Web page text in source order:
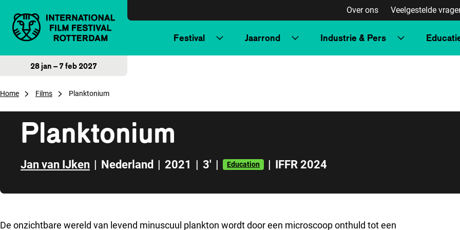
Over ons Veelgestelde
Festival Jaarrond Industrie & Pers
28 jan – 7 feb 2027
Home Films Planktonium
Planktonium
Jan van IJken | Nederland | 2021 | 3' | Education | IFFR 2024
De onzichtbare wereld van levend minuscuul plankton wordt door een microscoop onthuld tot een